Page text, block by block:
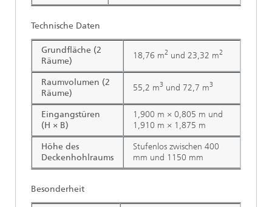
Technische Daten
Grundfläche (2
Räume)
18,76 m2 und 23,32 m2
Raumvolumen (2
Räume)
55,2 m3 und 72,7 m3
Eingangstüren
(H × B)
1,900 m × 0,805 m und
1,910 m × 1,875 m
Höhe des
Deckenhohlraums
Stufenlos zwischen 400
mm und 1150 mm
Besonderheit